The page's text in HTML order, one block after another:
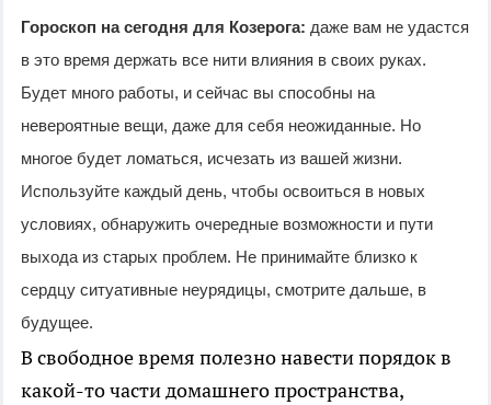
Гороскоп на сегодня для Козерога: даже вам не удастся
в это время держать все нити влияния в своих руках.
Будет много работы, и сейчас вы способны на
невероятные вещи, даже для себя неожиданные. Но
многое будет ломаться, исчезать из вашей жизни.
Используйте каждый день, чтобы освоиться в новых
условиях, обнаружить очередные возможности и пути
выхода из старых проблем. Не принимайте близко к
сердцу ситуативные неурядицы, смотрите дальше, в
будущее.
В свободное время полезно навести порядок в
какой-то части домашнего пространства,